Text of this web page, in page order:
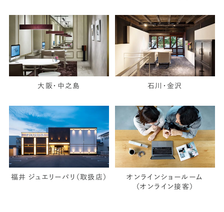
大阪・中之島 石川・金沢
福井 ジュエリーパリ（取扱店）
オンラインショールーム
（オンライン接客）